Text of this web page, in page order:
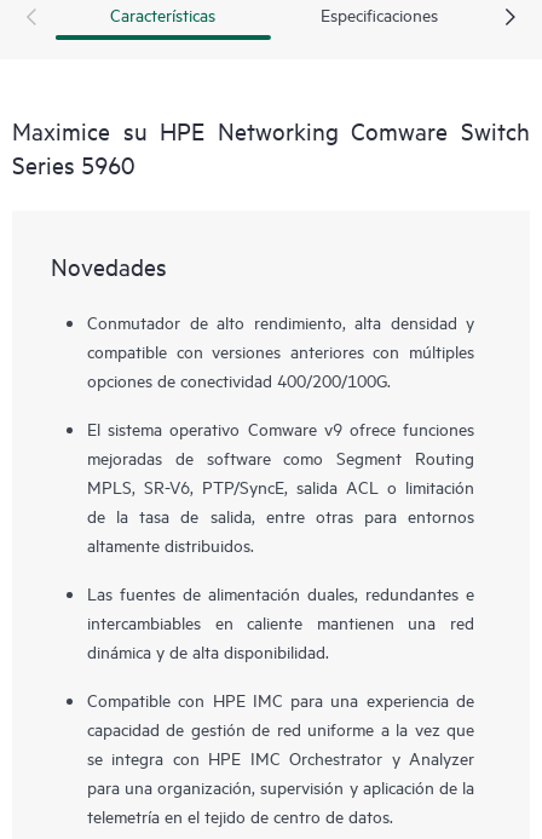
Características Especificaciones
Maximice su HPE Networking Comware Switch
Series 5960
Novedades
Conmutador de alto rendimiento, alta densidad y
compatible con versiones anteriores con múltiples
opciones de conectividad 400/200/100G.
El sistema operativo Comware v9 ofrece funciones
mejoradas de software como Segment Routing
MPLS, SR-V6, PTP/SyncE, salida ACL o limitación
de la tasa de salida, entre otras para entornos
altamente distribuidos.
Las fuentes de alimentación duales, redundantes e
intercambiables en caliente mantienen una red
dinámica y de alta disponibilidad.
Compatible con HPE IMC para una experiencia de
capacidad de gestión de red uniforme a la vez que
se integra con HPE IMC Orchestrator y Analyzer
para una organización, supervisión y aplicación de la
telemetría en el tejido de centro de datos.